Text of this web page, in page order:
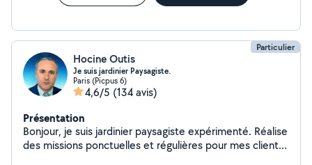
Particulier
Hocine Outis
Je suis jardinier Paysagiste.
Paris (Picpus 6)
4,6/5 (134 avis)
Présentation
Bonjour, je suis jardinier paysagiste expérimenté. Réalise
des missions ponctuelles et régulières pour mes clients